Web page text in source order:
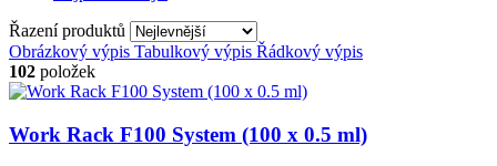
Řazení produktů
Obrázkový výpis Tabulkový výpis Řádkový výpis
102 položek
Work Rack F100 System (100 x 0.5 ml)